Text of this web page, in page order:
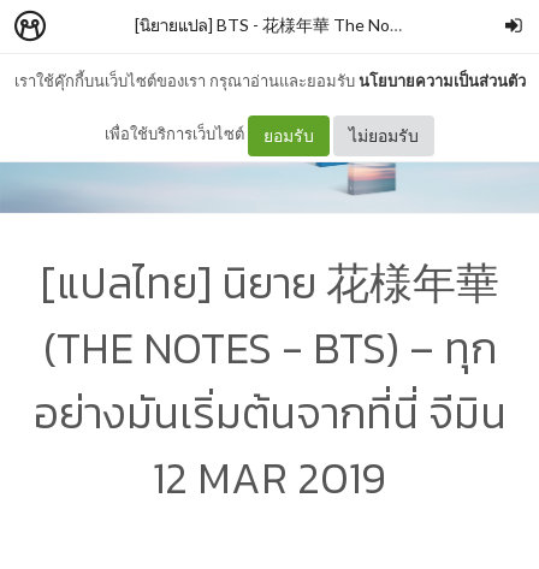
เราใช้คุ๊กกี้บนเว็บไซต์ของเรา กรุณาอ่านและยอมรับนโยบายความเป็นส่วนตัว
เพื่อใช้บริการเว็บไซต์ ยอมรับ ไม่ยอมรับ
[นิยายแปล] BTS - 花様年華 The Notes1
[แปลไทย] นิยาย 花様年華
(THE NOTES - BTS) – ทุก
อย่างมันเริ่มต้นจากที่นี่ จีมิน
12 MAR 2019